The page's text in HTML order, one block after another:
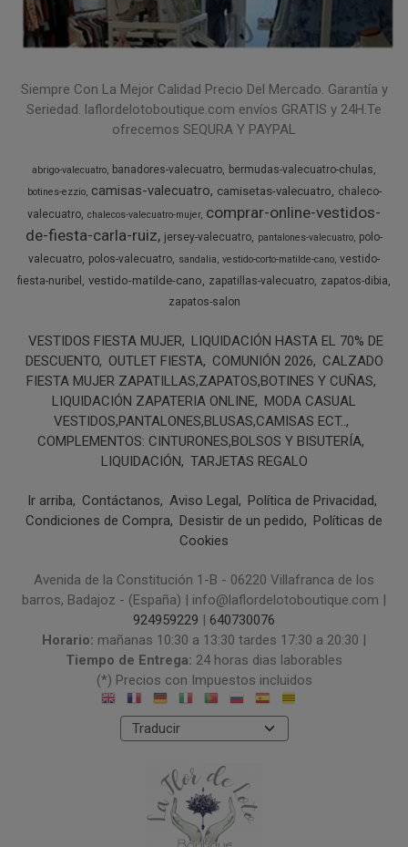
Siempre Con La Mejor Calidad Precio Del Mercado. Garantía y
Seriedad. laflordelotoboutique.com envíos GRATIS y 24H.Te
ofrecemos SEQURA Y PAYPAL
abrigo-valecuatro banadores-valecuatro bermudas-valecuatro-chulas
botines-ezzio camisas-valecuatro camisetas-valecuatro
chaleco-
valecuatro chalecos-valecuatro-mujer comprar-online-vestidos-
de-fiesta-carla-ruiz
jersey-valecuatro pantalones-valecuatro polo-
valecuatro polos-valecuatro sandalia vestido-corto-matilde-cano vestido-
fiesta-nuribel
vestido-matilde-cano zapatillas-valecuatro zapatos-dibia
zapatos-salon
VESTIDOS FIESTA MUJER
LIQUIDACIÓN HASTA EL 70% DE
DESCUENTO OUTLET FIESTA COMUNIÓN 2026
CALZADO
FIESTA MUJER ZAPATILLAS,ZAPATOS,BOTINES Y CUÑAS
LIQUIDACIÓN ZAPATERIA ONLINE MODA CASUAL
VESTIDOS,PANTALONES,BLUSAS,CAMISAS ECT..
COMPLEMENTOS: CINTURONES,BOLSOS Y BISUTERÍA
LIQUIDACIÓN
TARJETAS REGALO
Ir arriba Contáctanos Aviso Legal
Política de Privacidad
Condiciones de Compra
Desistir de un pedido
Políticas de
Cookies
Avenida de la Constitución 1-B - 06220 Villafranca de los
barros, Badajoz - (España) | info@laflordelotoboutique.com |
924959229 | 640730076
Horario: mañanas 10:30 a 13:30 tardes 17:30 a 20:30 |
Tiempo de Entrega: 24 horas dias laborables
(*) Precios con Impuestos incluidos